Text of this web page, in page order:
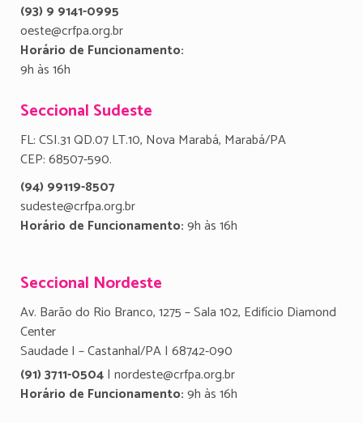
(93) 9 9141-0995
oeste@crfpa.org.br
Horário de Funcionamento:
9h às 16h
Seccional Sudeste
FL: CSI.31 QD.07 LT.10, Nova Marabá, Marabá/PA
CEP: 68507-590.
(94) 99119-8507
sudeste@crfpa.org.br
Horário de Funcionamento:9h às 16h
Seccional Nordeste
Av. Barão do Rio Branco, 1275 – Sala 102, Edifício Diamond
Center
Saudade I – Castanhal/PA | 68742-090
(91) 3711-0504| nordeste@crfpa.org.br
Horário de Funcionamento:9h às 16h